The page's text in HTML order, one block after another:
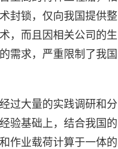
封锁，仅向我国提供整
，而且因相关公司的生
需求，严重限制了我国
过大量的实践调研和分
验基础上，结合我国的
作业载荷计算于一体的